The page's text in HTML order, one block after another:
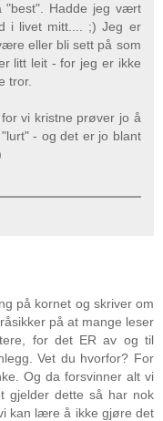
"best". Hadde jeg vært
i livet mitt.... ;) Jeg er
eller bli sett på som
litt leit - for jeg er ikke
tror.
vi kristne prøver jo å
- og det er jo blant
på kornet og skriver om
på at mange leser
for det ER av og til
Vet du hvorfor? For
Og da forsvinner alt vi
gjelder dette så har nok
kan lære å ikke gjøre det